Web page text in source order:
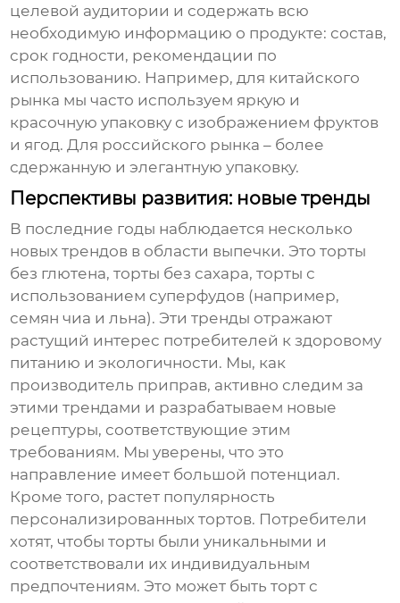
целевой аудитории и содержать всю
необходимую информацию о продукте: состав,
срок годности, рекомендации по
использованию. Например, для китайского
рынка мы часто используем яркую и
красочную упаковку с изображением фруктов
и ягод. Для российского рынка – более
сдержанную и элегантную упаковку.
Перспективы развития: новые тренды
В последние годы наблюдается несколько
новых трендов в области выпечки. Это торты
без глютена, торты без сахара, торты с
использованием суперфудов (например,
семян чиа и льна). Эти тренды отражают
растущий интерес потребителей к здоровому
питанию и экологичности. Мы, как
производитель приправ, активно следим за
этими трендами и разрабатываем новые
рецептуры, соответствующие этим
требованиям. Мы уверены, что это
направление имеет большой потенциал.
Кроме того, растет популярность
персонализированных тортов. Потребители
хотят, чтобы торты были уникальными и
соответствовали их индивидуальным
предпочтениям. Это может быть торт с